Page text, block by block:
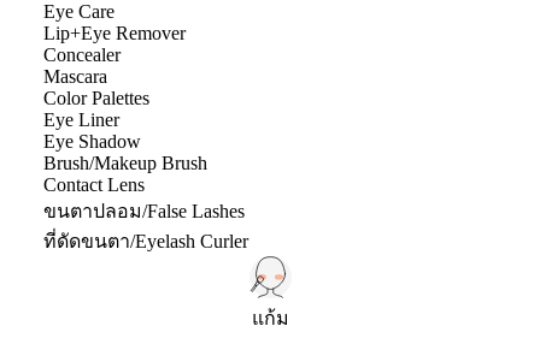
Eye Care
Lip+Eye Remover
Concealer
Mascara
Color Palettes
Eye Liner
Eye Shadow
Brush/Makeup Brush
Contact Lens
ขนตาปลอม/False Lashes
ที่ดัดขนตา/Eyelash Curler
แก้ม